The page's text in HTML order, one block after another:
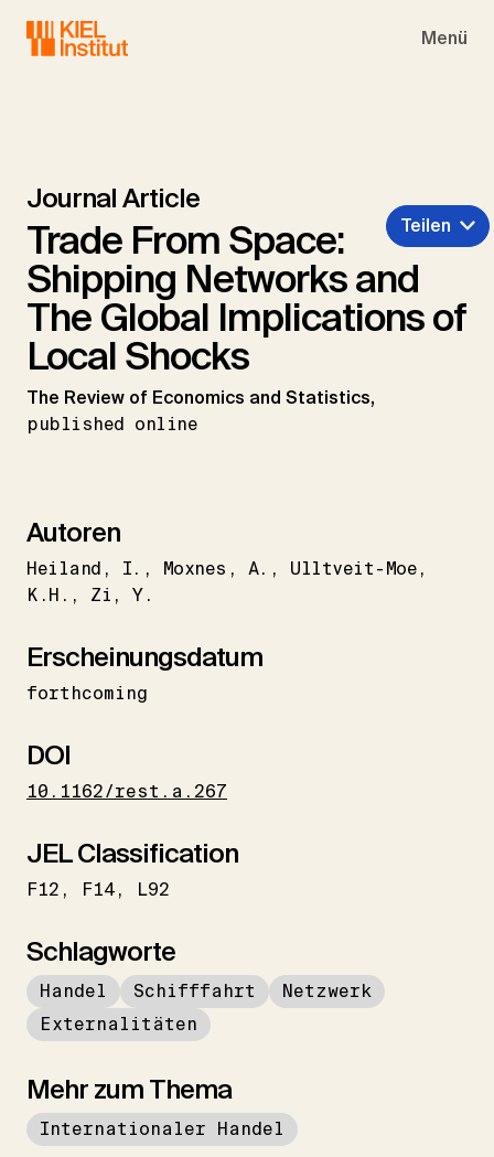
Menü
Journal Article
Trade From Space:
Shipping Networks and
The Global Implications of
Local Shocks
The Review of Economics and Statistics,
published online
Teilen
Autoren
Heiland I. Moxnes A.
Ulltveit-Moe
K.H.
Zi Y.
Erscheinungsdatum
forthcoming
DOI
10.1162/rest.a.267
JEL Classification
F12 F14 L92
Schlagworte
Handel Schifffahrt
Netzwerk
Externalitäten
Mehr zum Thema
Internationaler Handel